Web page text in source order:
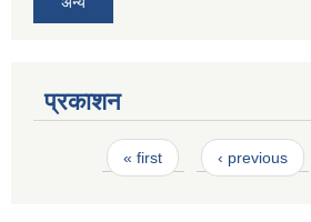
प्रकाशन
Pages« first ‹ previous